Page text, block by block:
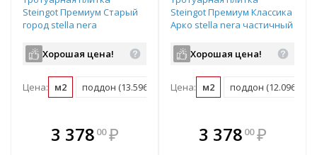
Steingot Премиум Старый
город stella nera
240/200/160х160х60 мм
Хорошая цена!
Цена: м2 поддон (13.596 м2)
3 378 00 ₽
В комплекте
всегда выгоднее!
Steingot Премиум Классика
Арко stella nera частичный
100х100/90/75/65х60 мм
Хорошая цена!
Цена: м2 поддон (12.096 м2)
В комплекте
всегда выгоднее!
3 378 00 ₽